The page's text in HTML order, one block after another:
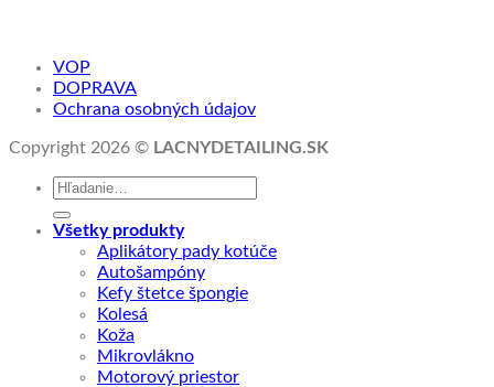
VOP
DOPRAVA
Ochrana osobných údajov
Copyright 2026 © LACNYDETAILING.SK
Hľadať:
Všetky produkty
Aplikátory pady kotúče
Autošampóny
Kefy štetce špongie
Kolesá
Koža
Mikrovlákno
Motorový priestor